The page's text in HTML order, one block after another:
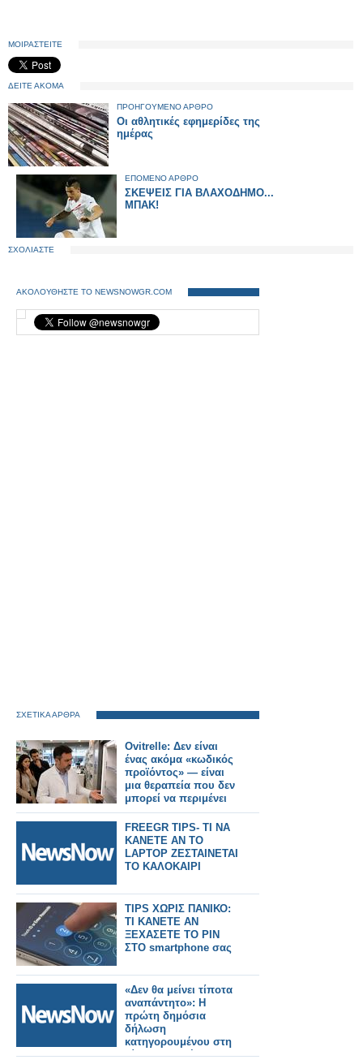
ΜΟΙΡΑΣΤΕΙΤΕ
ΔΕΙΤΕ ΑΚΟΜΑ
ΠΡΟΗΓΟΥΜΕΝΟ ΑΡΘΡΟ
Οι αθλητικές εφημερίδες της
ημέρας
ΕΠΟΜΕΝΟ ΑΡΘΡΟ
ΣΚΕΨΕΙΣ ΓΙΑ ΒΛΑΧΟΔΗΜΟ...
ΜΠΑΚ!
ΣΧΟΛΙΑΣΤΕ
ΑΚΟΛΟΥΘΗΣΤΕ ΤΟ NEWSNOWGR.COM
ΣΧΕΤΙΚΑ ΑΡΘΡΑ
Ovitrelle: Δεν είναι
ένας ακόμα «κωδικός
προϊόντος» — είναι
μια θεραπεία που δεν
μπορεί να περιμένει
FREEGR TIPS- ΤΙ ΝΑ
ΚΑΝΕΤΕ ΑΝ ΤΟ
LAPTOP ΖΕΣΤΑΙΝΕΤΑΙ
ΤΟ ΚΑΛΟΚΑΙΡΙ
TIPS ΧΩΡΙΣ ΠΑΝΙΚΟ:
ΤΙ ΚΑΝΕΤΕ ΑΝ
ΞΕΧΑΣΕΤΕ ΤΟ PIN
ΣΤΟ smartphone σας
«Δεν θα μείνει τίποτα
αναπάντητο»: Η
πρώτη δημόσια
δήλωση
κατηγορουμένου στη
δίκη για τα Τέμπη .